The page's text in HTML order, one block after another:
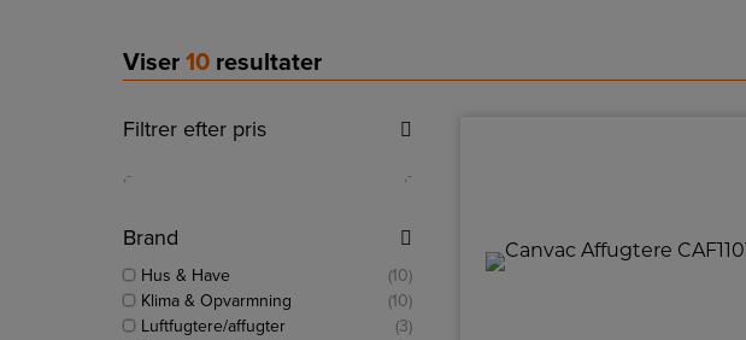
Viser 10 resultater
Filtrer efter pris
,- ,-
Brand
Hus & Have
(10)
Klima & Opvarmning
(10)
Luftfugtere/affugter
(3)